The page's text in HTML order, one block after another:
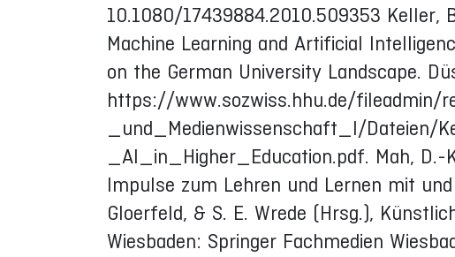
10.1080/17439884.2010.509353 Keller,
Machine Learning and Artificial
on the German University Landscape.
https://www.sozwiss.hhu.de/fileadmin/
_und_Medienwissenschaft_I/
_AI_in_Higher_Education.pdf. Mah,
Impulse zum Lehren und Lernen mit
Gloerfeld, & S. E. Wrede (Hrsg.),
Wiesbaden: Springer Fachmedien